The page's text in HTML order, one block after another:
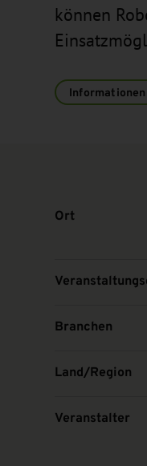
können
Ort
Branchen
Land/Region
Veranstalter